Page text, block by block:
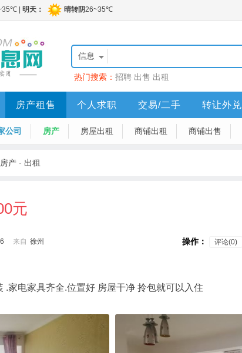
信息
热门搜索： 招聘 出售 出租
房产租售 个人求职 交易/二手 转让外兑
公司 房产 房屋出租 商铺出租 商铺出售
房产 - 出租
元
来自 徐州 操作： 评论(0)
.家电家具齐全.位置好 房屋干净 拎包就可以入住